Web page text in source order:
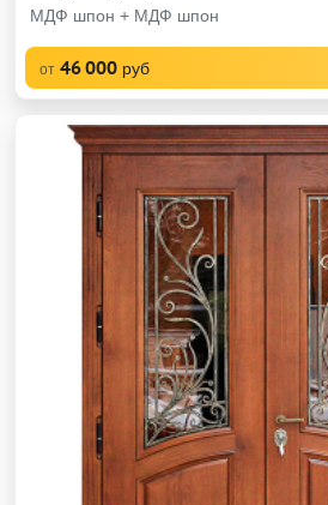
МДФ шпон + МДФ шпон
от 46 000 руб